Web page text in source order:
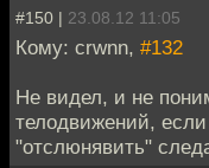
#150 | 23.08.12 11:05
Кому: crwnn, #132
Не видел, и не
телодвижений,
"отслюнявить"